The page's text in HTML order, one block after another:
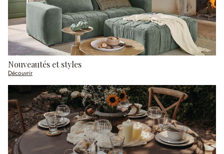
Nouveautés et styles
Découvrir